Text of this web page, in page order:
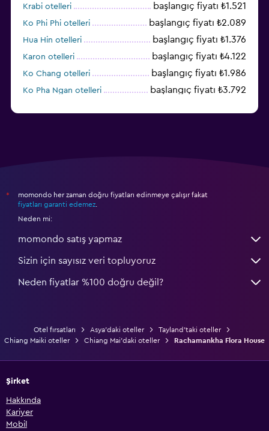
Krabi otelleri başlangıç fiyatı ₺1.521
Ko Phi Phi otelleri başlangıç fiyatı ₺2.089
Hua Hin otelleri başlangıç fiyatı ₺1.376
Karon otelleri başlangıç fiyatı ₺4.122
Ko Chang otelleri başlangıç fiyatı ₺1.986
Ko Pha Ngan otelleri başlangıç fiyatı ₺3.792
*
momondo her zaman doğru fiyatları edinmeye çalışır fakat
fiyatları garanti edemez
Neden mi:
momondo satış yapmaz
Sizin için sayısız veri topluyoruz
Neden fiyatlar %100 doğru değil?
Otel fırsatları Asya'daki oteller
Tayland'taki oteller
Chiang Maiki oteller
Chiang Mai'daki oteller Rachamankha Flora House
Şirket
Hakkında
Kariyer
Mobil